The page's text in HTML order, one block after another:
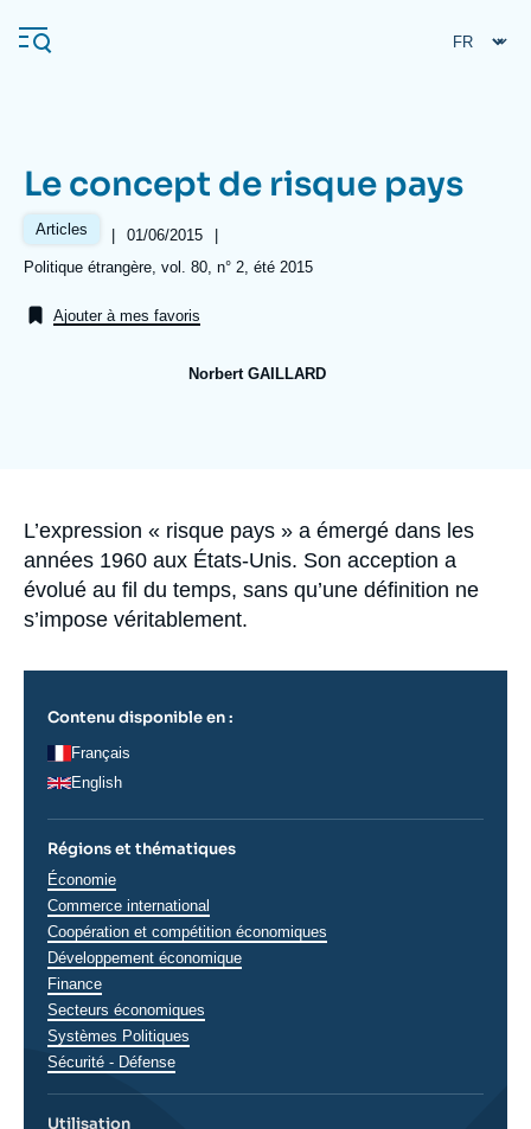
au
contenu
Navigation
principale
Se connecter
Nous soutenir
Recherches fréquentes
Le concept de risque pays
Articles |
Date
de
publication
01/06/2015
|
Références
Politique étrangère, vol. 80, n° 2, été 2015
Ajouter à mes favoris
Norbert GAILLARD
Accroche
L’expression « risque pays » a émergé dans les
années 1960 aux États-Unis. Son acception a
évolué au fil du temps, sans qu’une définition ne
s’impose véritablement.
Contenu disponible en :
Français
English
Régions et thématiques
Thématiques
analyses
Économie
Commerce international
Coopération et compétition économiques
Développement économique
Finance
Secteurs économiques
Systèmes Politiques
Sécurité - Défense
Utilisation